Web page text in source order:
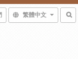
繁體中文